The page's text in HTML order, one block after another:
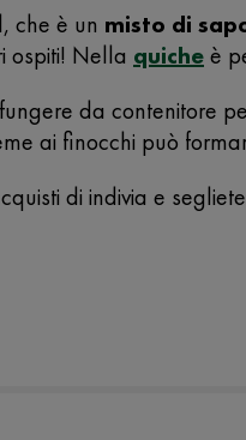
che è un misto di
ospiti! Nella quicheè
da contenitore
ai finocchi può
di indivia e